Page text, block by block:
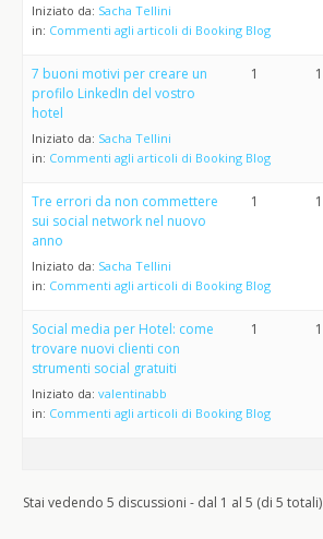
Iniziato da: Sacha Tellini
in: Commenti agli articoli di Booking Blog
7 buoni motivi per creare un
profilo LinkedIn del vostro
hotel
Iniziato da: Sacha Tellini
in: Commenti agli articoli di Booking Blog
1 1
Tre errori da non commettere
sui social network nel nuovo
anno
Iniziato da: Sacha Tellini
in: Commenti agli articoli di Booking Blog
1 1
Social media per Hotel: come
trovare nuovi clienti con
strumenti social gratuiti
Iniziato da: valentinabb
in: Commenti agli articoli di Booking Blog
1 1
Stai vedendo 5 discussioni - dal 1 al 5 (di 5 totali)